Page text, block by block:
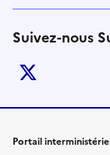
Suivez-nous
Liens de
Portail